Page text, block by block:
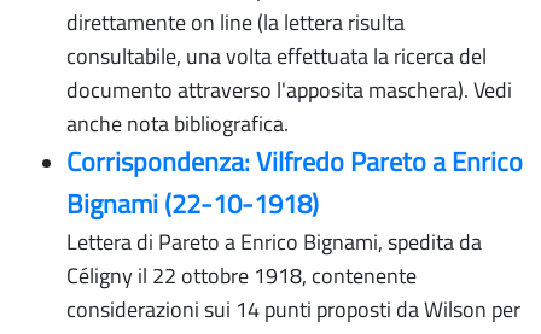
direttamente on line (la lettera risulta
consultabile, una volta effettuata la ricerca del
documento attraverso l'apposita maschera). Vedi
anche nota bibliografica.
Corrispondenza: Vilfredo Pareto a Enrico
Bignami (22-10-1918)
Lettera di Pareto a Enrico Bignami, spedita da
Céligny il 22 ottobre 1918, contenente
considerazioni sui 14 punti proposti da Wilson per